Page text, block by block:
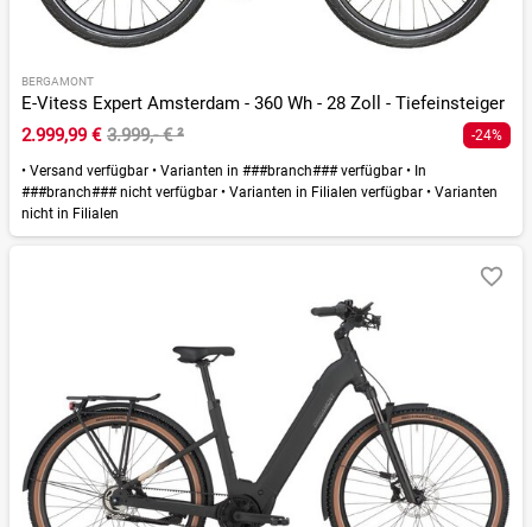
BERGAMONT
E-Vitess Expert Amsterdam - 360 Wh - 28 Zoll - Tiefeinsteiger
2.999,99 € 3.999,- €² -24%
• Versand verfügbar • Varianten in ###branch### verfügbar • In
###branch### nicht verfügbar • Varianten in Filialen verfügbar • Varianten
nicht in Filialen